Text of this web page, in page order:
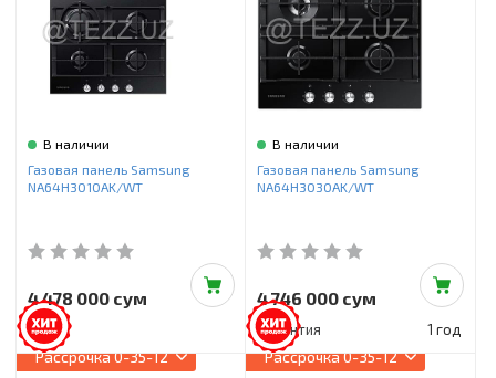
В наличии
Газовая панель Samsung
NA64H3010AK/WT
4 478 000 сум
В наличии
Газовая панель Samsung
NA64H3030AK/WT
4 746 000 сум
Гарантия 1 год
Рассрочка0-35-12 Рассрочка0-35-12